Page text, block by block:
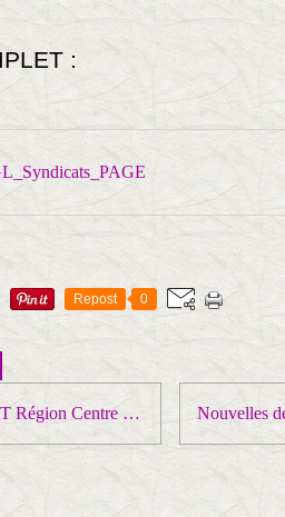
:
Repost 0
Un dirigeant de la CGT Région Centre : Philippe CORDAT exprime sans détour son point de vue sur la situation actuelle